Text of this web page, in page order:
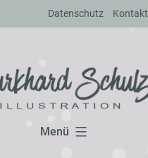
Datenschutz Kontakt
Menü